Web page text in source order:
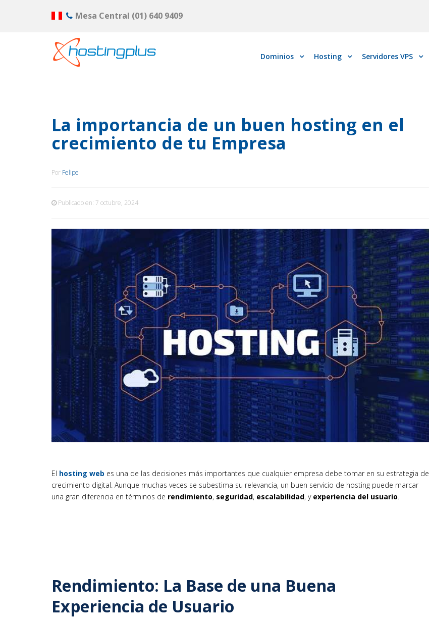
Mesa Central (01) 640 9409
Dominios Hosting Servidores VPS
La importancia de un buen hosting en el
crecimiento de tu Empresa
Por Felipe
Publicado en: 7 octubre, 2024
El hosting web es una de las decisiones más importantes que cualquier empresa debe tomar en su estrategia de
crecimiento digital. Aunque muchas veces se subestima su relevancia, un buen servicio de hosting puede marcar
una gran diferencia en términos de rendimiento, seguridad, escalabilidad, y experiencia del usuario
Rendimiento: La Base de una Buena
Experiencia de Usuario